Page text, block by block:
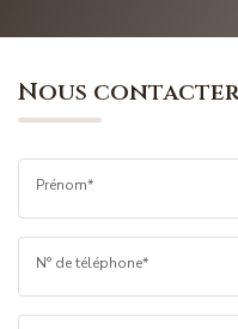
Nous
Prénom*
N° de téléphone*